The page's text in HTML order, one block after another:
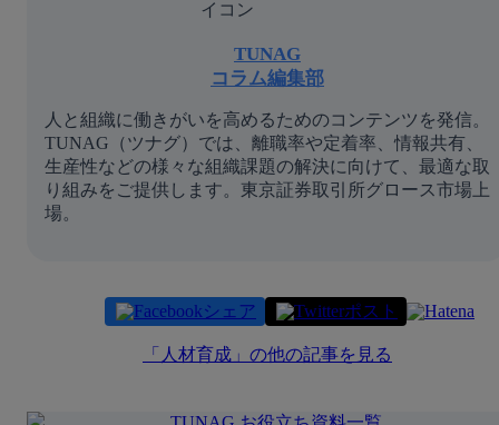
TUNAG
コラム編集部
人と組織に働きがいを高めるためのコンテンツを発信。
TUNAG（ツナグ）では、離職率や定着率、情報共有、
生産性などの様々な組織課題の解決に向けて、最適な取
り組みをご提供します。東京証券取引所グロース市場上
場。
シェア ポスト
「 人材育成 」の他の記事を見る